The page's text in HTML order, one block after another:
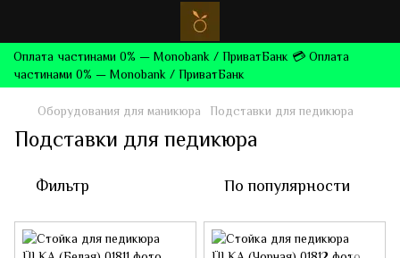
Оплата частинами 0% — Monobank / ПриватБанк 💳 Оплата
частинами 0% — Monobank / ПриватБанк
Оборудования для маникюра Подставки для педикюра
Подставки для педикюра
Фильтр По популярности